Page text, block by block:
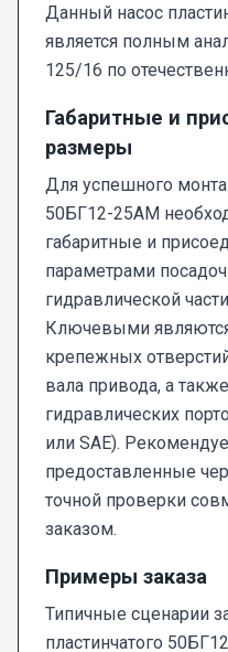
Данный насос
является полным
125/16 по
Габаритные и
размеры
Для успешного
50БГ12-25АМ
габаритные и
параметрами
гидравлической
Ключевыми
крепежных
вала привода, а
гидравлических
или SAE).
предоставленные
точной проверки
заказом.
Примеры заказа
Типичные сценарии
пластинчатого